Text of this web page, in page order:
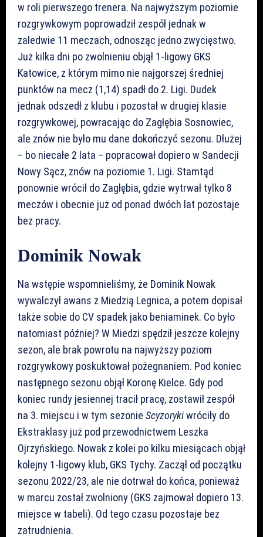
w roli pierwszego trenera. Na najwyższym poziomie
rozgrywkowym poprowadził zespół jednak w
zaledwie 11 meczach, odnosząc jedno zwycięstwo.
Już kilka dni po zwolnieniu objął 1-ligowy GKS
Katowice, z którym mimo nie najgorszej średniej
punktów na mecz (1,14) spadł do 2. Ligi. Dudek
jednak odszedł z klubu i pozostał w drugiej klasie
rozgrywkowej, powracając do Zagłębia Sosnowiec,
ale znów nie było mu dane dokończyć sezonu. Dłużej
– bo niecałe 2 lata – popracował dopiero w Sandecji
Nowy Sącz, znów na poziomie 1. Ligi. Stamtąd
ponownie wrócił do Zagłębia, gdzie wytrwał tylko 8
meczów i obecnie już od ponad dwóch lat pozostaje
bez pracy.
Dominik Nowak
Na wstępie wspomnieliśmy, że Dominik Nowak
wywalczył awans z Miedzią Legnica, a potem dopisał
także sobie do CV spadek jako beniaminek. Co było
natomiast później? W Miedzi spędził jeszcze kolejny
sezon, ale brak powrotu na najwyższy poziom
rozgrywkowy poskuktował pożegnaniem. Pod koniec
następnego sezonu objął Koronę Kielce. Gdy pod
koniec rundy jesiennej tracił pracę, zostawił zespół
na 3. miejscu i w tym sezonie Scyzorykiwróciły do
Ekstraklasy już pod przewodnictwem Leszka
Ojrzyńskiego. Nowak z kolei po kilku miesiącach objął
kolejny 1-ligowy klub, GKS Tychy. Zaczął od początku
sezonu 2022/23, ale nie dotrwał do końca, ponieważ
w marcu został zwolniony (GKS zajmował dopiero 13.
miejsce w tabeli). Od tego czasu pozostaje bez
zatrudnienia.